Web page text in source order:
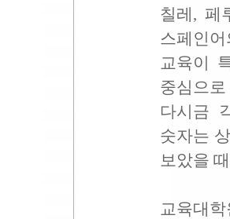
칠레, 페
스페인
교육이
중심으
다시금
숫자는
보았을
교육대